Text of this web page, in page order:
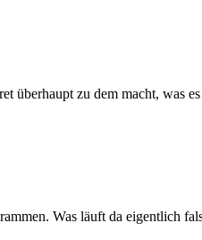
zu dem macht, was
Was läuft da eigentlich